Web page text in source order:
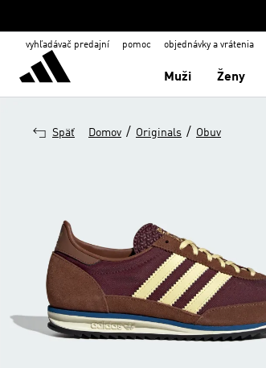
vyhľadávač predajní pomoc objednávky a vrátenia
Muži Ženy
Späť Domov / Originals / Obuv